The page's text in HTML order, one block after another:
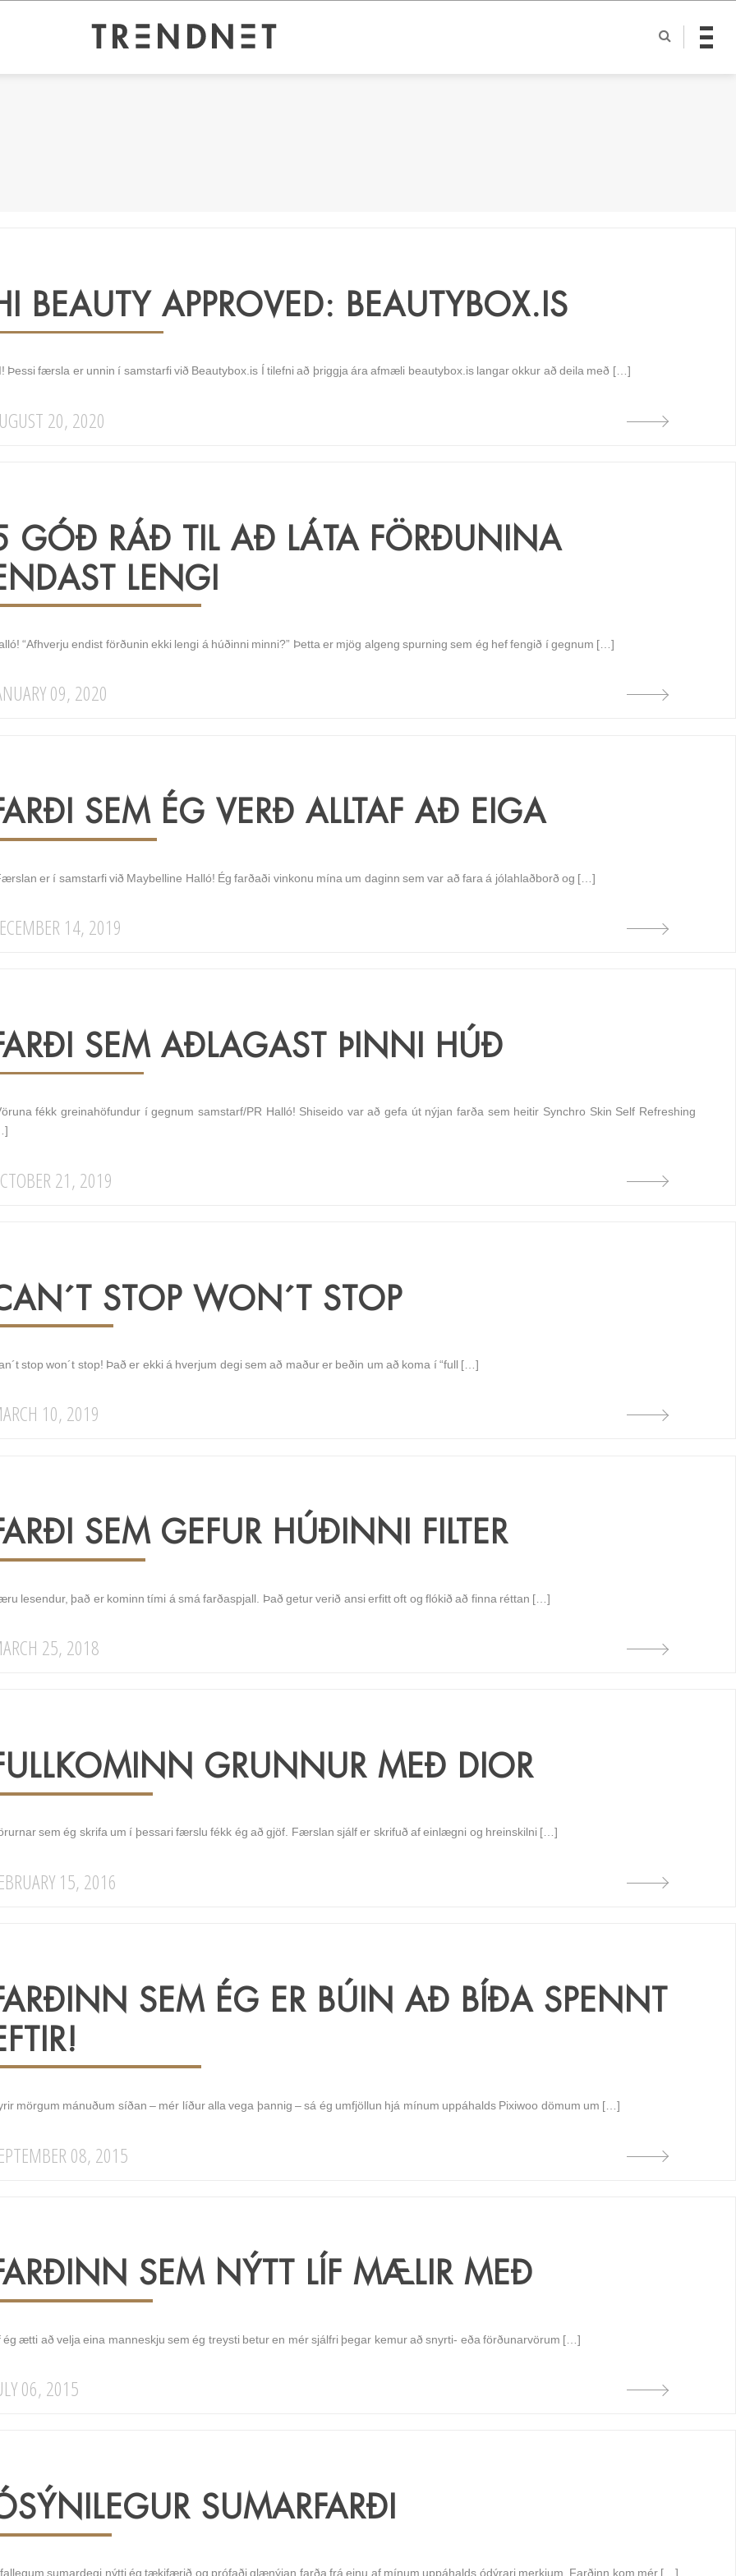
BEAUTY APPROVED: BEAUTYBOX.IS
Þessi færsla er unnin í samstarfi við Beautybox.is Í tilefni að þriggja ára afmæli beautybox.is langar okkur að deila með […]
20, 2020
GÓÐ RÁÐ TIL AÐ LÁTA FÖRÐUNINA
LENGI
“Afhverju endist förðunin ekki lengi á húðinni minni?” Þetta er mjög algeng spurning sem ég hef fengið í gegnum […]
09, 2020
SEM ÉG VERÐ ALLTAF AÐ EIGA
er í samstarfi við Maybelline Halló! Ég farðaði vinkonu mína um daginn sem var að fara á jólahlaðborð og […]
14, 2019
SEM AÐLAGAST ÞINNI HÚÐ
fékk greinahöfundur í gegnum samstarf/PR Halló! Shiseido var að gefa út nýjan farða sem heitir Synchro Skin Self Refreshing
21, 2019
STOP WON´T STOP
stop won´t stop! Það er ekki á hverjum degi sem að maður er beðin um að koma í “full […]
10, 2019
SEM GEFUR HÚÐINNI FILTER
lesendur, það er kominn tími á smá farðaspjall. Það getur verið ansi erfitt oft og flókið að finna réttan […]
25, 2018
GRUNNUR MEÐ DIOR
sem ég skrifa um í þessari færslu fékk ég að gjöf. Færslan sjálf er skrifuð af einlægni og hreinskilni […]
15, 2016
SEM ÉG ER BÚIN AÐ BÍÐA SPENNT
mörgum mánuðum síðan – mér líður alla vega þannig – sá ég umfjöllun hjá mínum uppáhalds Pixiwoo dömum um […]
08, 2015
SEM NÝTT LÍF MÆLIR MEÐ
ég ætti að velja eina manneskju sem ég treysti betur en mér sjálfri þegar kemur að snyrti- eða förðunarvörum […]
06, 2015
SUMARFARÐI
sumardegi nýtti ég tækifærið og prófaði glænýjan farða frá einu af mínum uppáhalds ódýrari merkjum. Farðinn kom mér […]